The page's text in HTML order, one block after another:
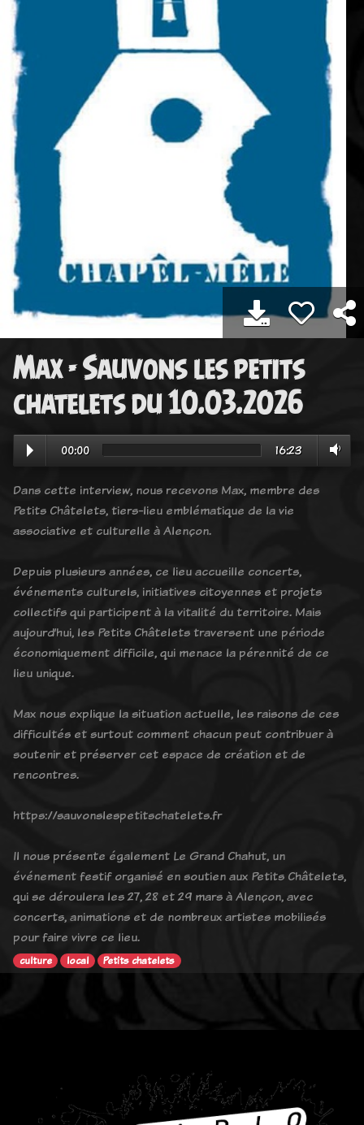
Max - Sauvons les petits
chatelets du 10.03.2026
00:00 16:23
Dans cette interview, nous recevons Max, membre des
Petits Châtelets, tiers-lieu emblématique de la vie
associative et culturelle à Alençon.
Depuis plusieurs années, ce lieu accueille concerts,
événements culturels, initiatives citoyennes et projets
collectifs qui participent à la vitalité du territoire. Mais
aujourd’hui, les Petits Châtelets traversent une période
économiquement difficile, qui menace la pérennité de ce
lieu unique.
Max nous explique la situation actuelle, les raisons de ces
difficultés et surtout comment chacun peut contribuer à
soutenir et préserver cet espace de création et de
rencontres.
https://sauvonslespetitschatelets.fr
Il nous présente également Le Grand Chahut, un
événement festif organisé en soutien aux Petits Châtelets,
qui se déroulera les 27, 28 et 29 mars à Alençon, avec
concerts, animations et de nombreux artistes mobilisés
pour faire vivre ce lieu.
culture local Petits chatelets